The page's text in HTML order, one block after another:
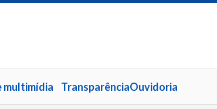
multimídia TransparênciaOuvidoria